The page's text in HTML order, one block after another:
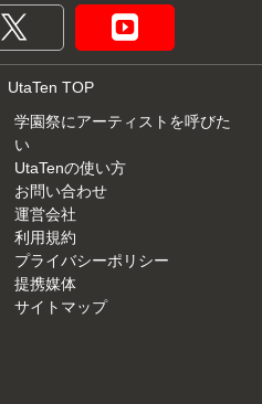
UtaTen TOP
学園祭にアーティストを呼びた
い
UtaTenの使い方
お問い合わせ
運営会社
利用規約
プライバシーポリシー
提携媒体
サイトマップ